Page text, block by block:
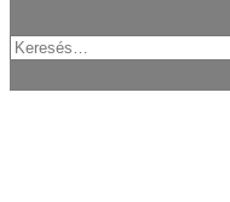
Keresés: